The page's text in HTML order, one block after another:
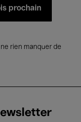
prochain
rien manquer de